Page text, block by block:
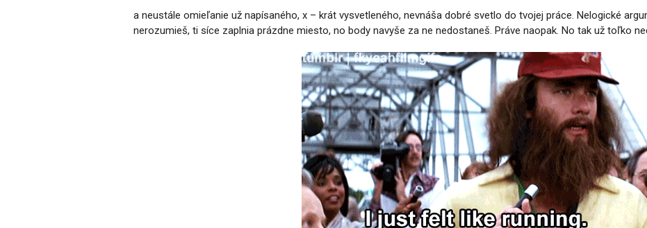
a neustále omieľanie už napísaného, x – krát vysvetleného, nevnáša dobré svetlo do tvojej práce. Nelogické
nerozumieš, ti síce zaplnia prázdne miesto, no body navyše za ne nedostaneš. Práve naopak. No tak už toľko